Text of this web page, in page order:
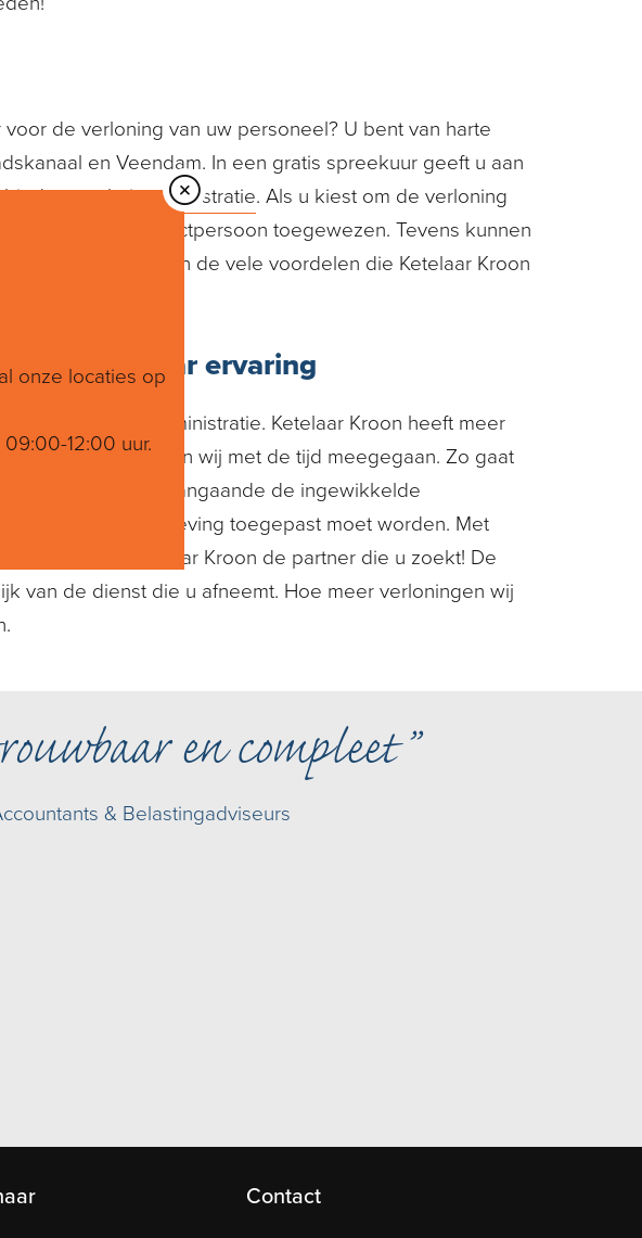
de verloning van uw personeel? U bent van harte
en Veendam. In een gratis spreekuur geeft u aan
vansalarisadministratie. Als u kiest om de verloning
krijgt u een contactpersoon toegewezen. Tevens kunnen
Profiteer van de vele voordelen die Ketelaar Kroon
dan 70 jaar ervaring
van loonadministratie. Ketelaar Kroon heeft meer
In die jaren zijn wij met de tijd meegegaan. Zo gaat
kennis aangaande de ingewikkelde
wet- en regelgeving toegepast moet worden. Met
verloning is Ketelaar Kroon de partner die u zoekt! De
van de dienst die u afneemt. Hoe meer verloningen wij
en compleet
& Belastingadviseurs
Contact
onze locaties op
12:00 uur.